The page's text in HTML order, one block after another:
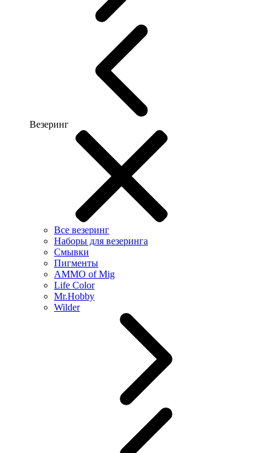
Везеринг
Все везеринг
Наборы для везеринга
Смывки
Пигменты
AMMO of Mig
Life Color
Mr.Hobby
Wilder